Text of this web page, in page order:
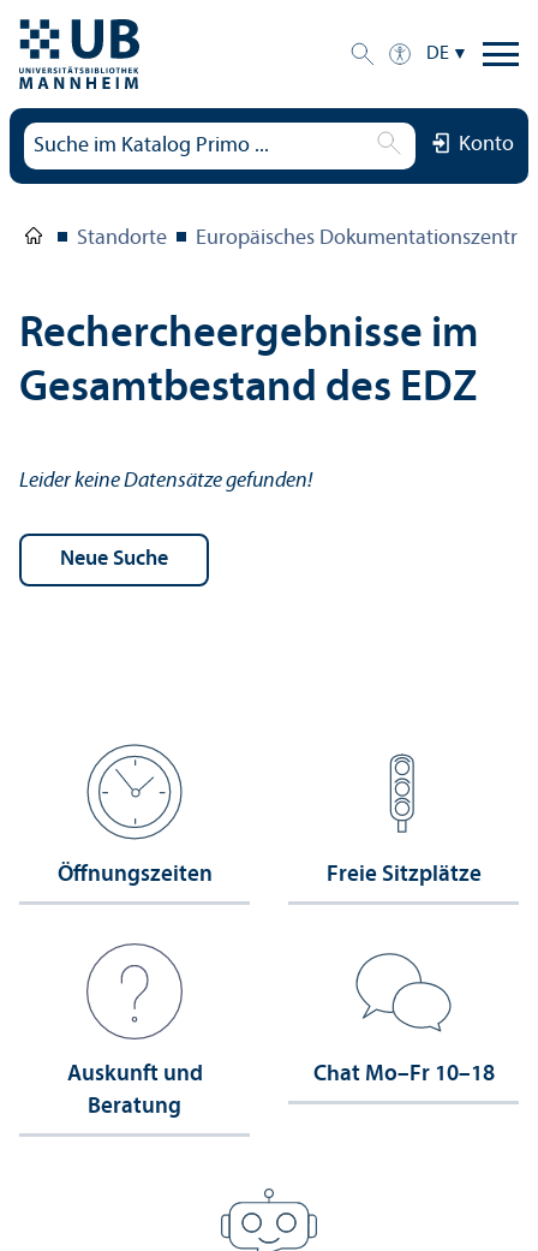
DE
Konto
Standorte Europäisches
Rechercheergebnisse im
Gesamtbestand des EDZ
Leider keine Datensätze gefunden!
Öffnungs­zeiten Freie Sitzplätze
Auskunft und
Beratung
Chat Mo–Fr 10–18